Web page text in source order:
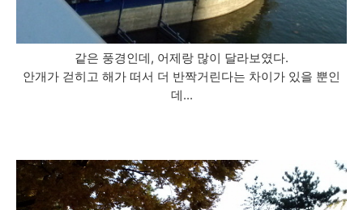
같은 풍경인데, 어제랑 많이 달라보였다.
안개가 걷히고 해가 떠서 더 반짝거린다는 차이가 있을 뿐인
데...